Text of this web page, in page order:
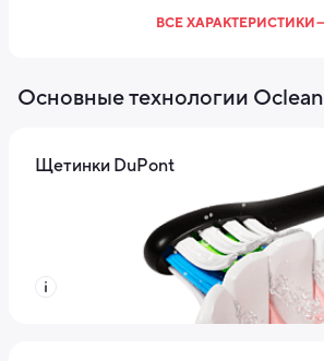
ВСЕ ХАРАКТЕРИСТИКИ
Основные технологии Oclean
Щетинки DuPont